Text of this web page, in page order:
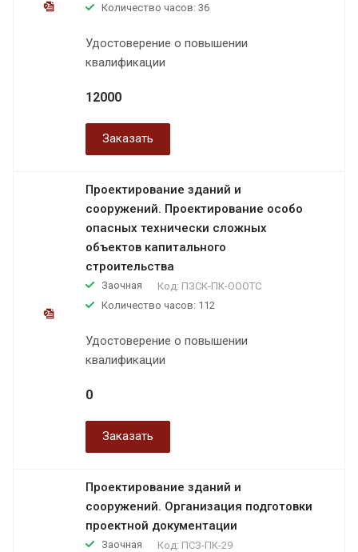
Количество часов: 36
Удостоверение о повышении
квалификации
12000
Заказать
Проектирование зданий и
сооружений. Проектирование особо
опасных технически сложных
объектов капитального
строительства
Заочная Код: ПЗСК-ПК-ОООТС
Количество часов: 112
Удостоверение о повышении
квалификации
0
Заказать
Проектирование зданий и
сооружений. Организация подготовки
проектной документации
Заочная Код: ПСЗ-ПК-29